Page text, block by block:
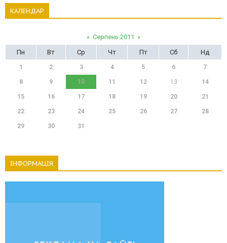
КАЛЕНДАР
« Серпень 2011 »
Пн
Вт Ср Чт Пт Сб Нд
1 2 3 4 5 6 7
8 9 10 11 12 13 14
15 16 17 18 19 20 21
22 23 24 25 26 27 28
29 30 31
ІНФОРМАЦІЯ